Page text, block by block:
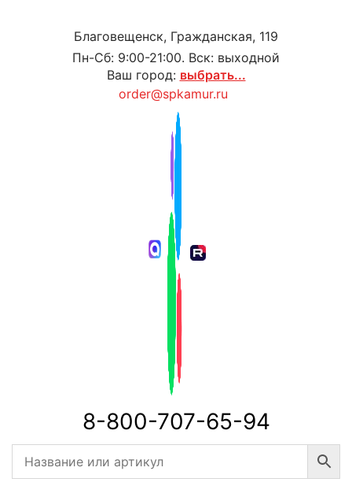
Благовещенск, Гражданская, 119
Пн-Сб: 9:00-21:00. Вск: выходной
Ваш город: выбрать...
order@spkamur.ru
8-800-707-65-94